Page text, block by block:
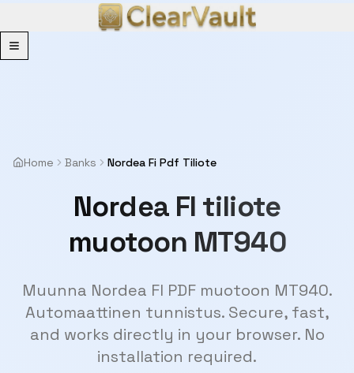
Menu
Home Banks Nordea Fi Pdf Tiliote
Nordea FI tiliote
muotoon MT940
Muunna Nordea FI PDF muotoon MT940.
Automaattinen tunnistus. Secure, fast,
and works directly in your browser. No
installation required.